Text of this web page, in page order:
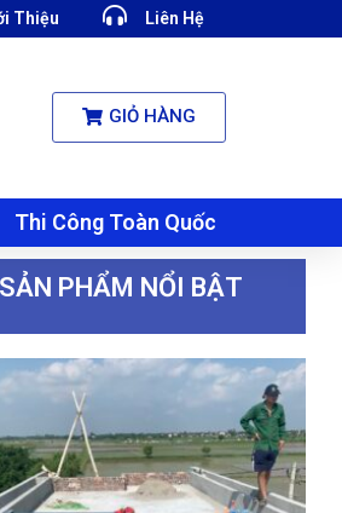
Thiệu Liên Hệ
GIỎ HÀNG
Thi Công Toàn Quốc
SẢN PHẨM NỔI BẬT